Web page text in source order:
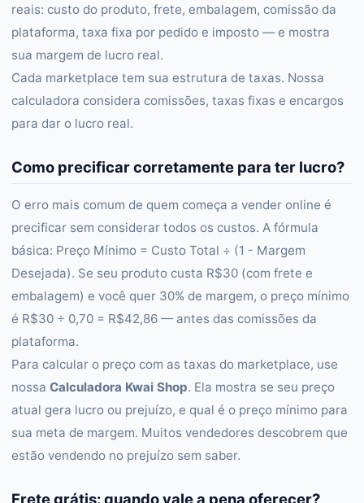
reais: custo do produto, frete, embalagem, comissão da
plataforma, taxa fixa por pedido e imposto — e mostra
sua margem de lucro real.
Cada marketplace tem sua estrutura de taxas. Nossa
calculadora considera comissões, taxas fixas e encargos
para dar o lucro real.
Como precificar corretamente para ter lucro?
O erro mais comum de quem começa a vender online é
precificar sem considerar todos os custos. A fórmula
básica: Preço Mínimo = Custo Total ÷ (1 - Margem
Desejada). Se seu produto custa R$30 (com frete e
embalagem) e você quer 30% de margem, o preço mínimo
é R$30 ÷ 0,70 = R$42,86 — antes das comissões da
plataforma.
Para calcular o preço com as taxas do marketplace, use
nossa Calculadora Kwai Shop. Ela mostra se seu preço
atual gera lucro ou prejuízo, e qual é o preço mínimo para
sua meta de margem. Muitos vendedores descobrem que
estão vendendo no prejuízo sem saber.
Frete grátis: quando vale a pena oferecer?